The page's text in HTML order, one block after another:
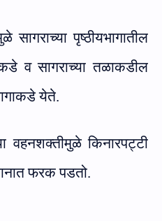
सागराच्या पृष्ठीयभागातील
व सागराच्या तळाकडील
येते.
वहनशक्तीमुळे किनारपट्टी
फरक पडतो.